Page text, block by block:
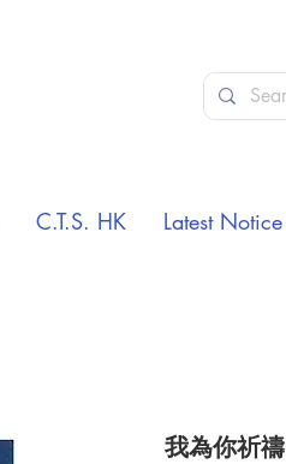
我為你祈禱
C.T.S. HK Latest Notice